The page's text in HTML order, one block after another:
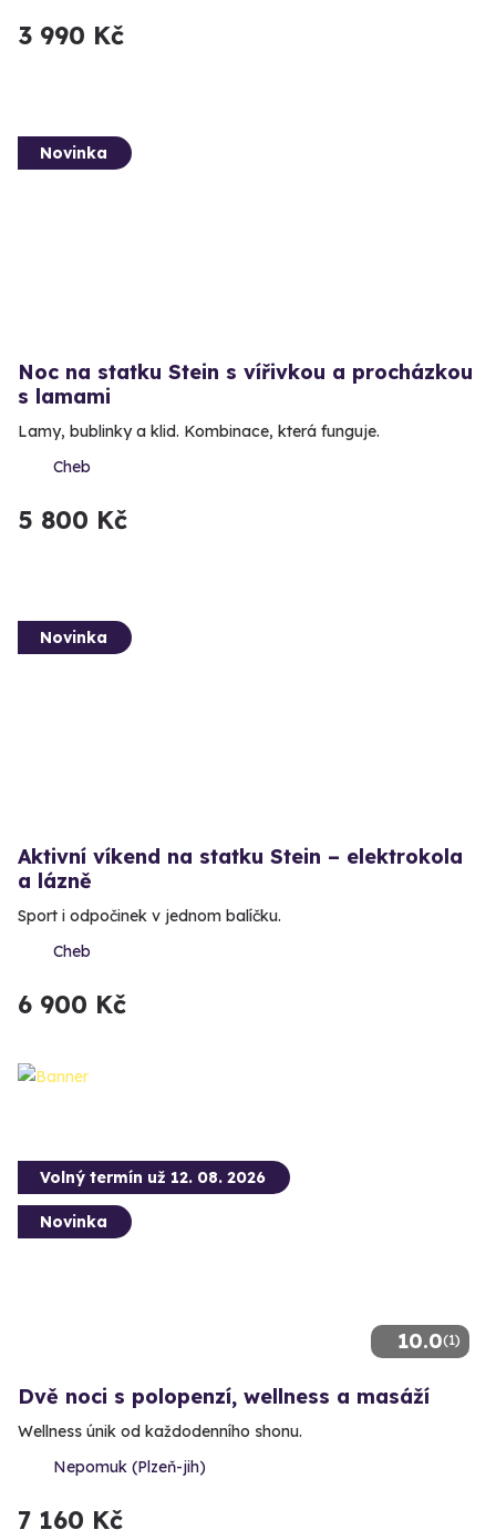
3 990 Kč
Novinka
Noc na statku Stein s vířivkou a procházkou
s lamami
Lamy, bublinky a klid. Kombinace, která funguje.
Cheb
5 800 Kč
Novinka
Aktivní víkend na statku Stein – elektrokola
a lázně
Sport i odpočinek v jednom balíčku.
Cheb
6 900 Kč
10.0(1)
Volný termín už 12. 08. 2026
Novinka
Dvě noci s polopenzí, wellness a masáží
Wellness únik od každodenního shonu.
Nepomuk (Plzeň-jih)
7 160 Kč